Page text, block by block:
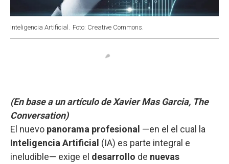
Inteligencia Artificial. Foto: Creative Commons.
(En base a un artículo de Xavier Mas Garcia, The
Conversation)
El nuevo panorama profesional —en el el cual la
Inteligencia Artificial (IA) es parte integral e
ineludible— exige el desarrollo de nuevas